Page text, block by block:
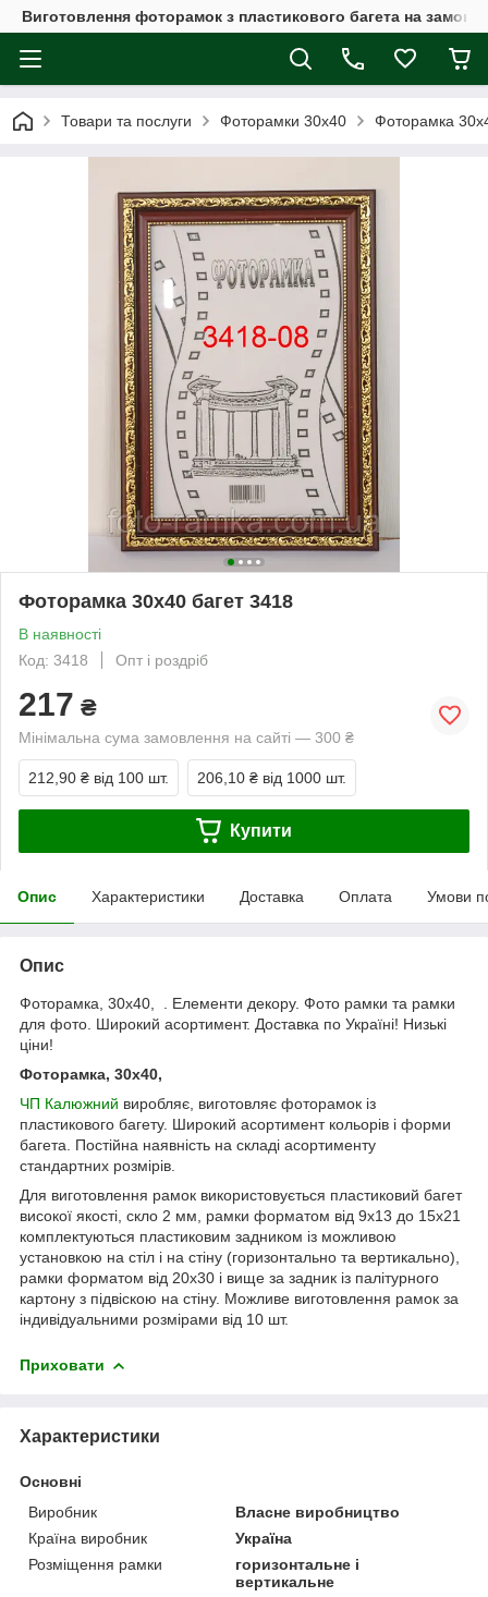
Виготовлення фоторамок з пластикового багета на
Товари та послуги Фоторамки 30х40 Фоторамка
Фоторамка 30х40 багет 3418
В наявності
Код: 3418
Опт і роздріб
217 ₴
Мінімальна сума замовлення на сайті — 300 ₴
212,90 ₴ від 100 шт. 206,10 ₴ від 1000 шт.
Купити
Опис Характеристики Доставка Оплата Умови
Опис
Фоторамка, 30х40, . Елементи декору. Фото рамки та рамки
для фото. Широкий асортимент. Доставка по Україні! Низькі
ціни!
Фоторамка, 30х40,
ЧП Калюжний виробляє, виготовляє фоторамок із
пластикового багету. Широкий асортимент кольорів і форми
багета. Постійна наявність на складі асортименту
стандартних розмірів.
Для виготовлення рамок використовується пластиковий багет
високої якості, скло 2 мм, рамки форматом від 9х13 до 15х21
комплектуються пластиковим задником із можливою
установкою на стіл і на стіну (горизонтально та вертикально),
рамки форматом від 20х30 і вище за задник із палітурного
картону з підвіскою на стіну. Можливе виготовлення рамок за
індивідуальними розмірами від 10 шт.
Приховати
Характеристики
Основні
Виробник
Власне виробництво
Країна виробник
Україна
Розміщення рамки
горизонтальне і
вертикальне